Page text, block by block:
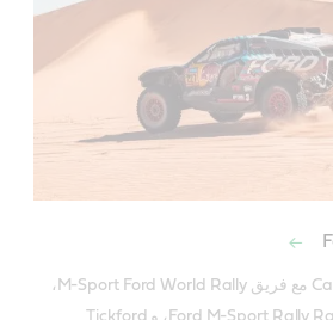
وRFKRacing، وفريق Ford M-Sport Rally Raid، وTickford